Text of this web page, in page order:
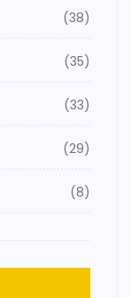
(38)
(35)
(33)
(29)
(8)